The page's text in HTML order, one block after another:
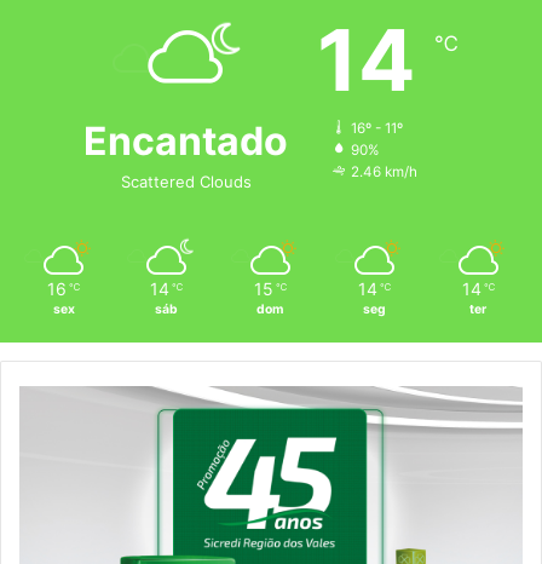
Encantado
Scattered Clouds
14 ℃
16º - 11º
90%
2.46 km/h
16 ℃
sex
14 ℃
sáb
15 ℃
dom
14 ℃
seg
14 ℃
ter